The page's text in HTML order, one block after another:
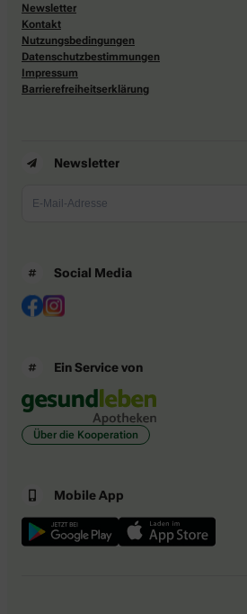
Newsletter
Kontakt
Nutzungsbedingungen
Datenschutzbestimmungen
Impressum
Barrierefreiheitserklärung
Newsletter
Social Media
Ein Service von
Über die Kooperation
Mobile App